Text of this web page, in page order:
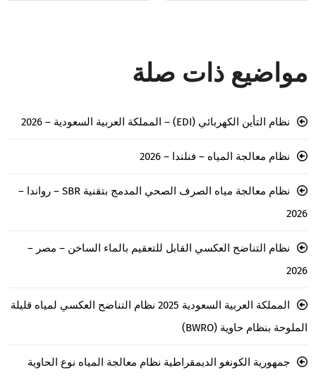
مواضيع ذات صلة
نظام التأين الكهربائي (EDI) – المملكة العربية السعودية – 2026
نظام معالجة المياه – فنلندا – 2026
نظام معالجة مياه الصرف الصحي المدمج بتقنية SBR – رواندا –
2026
نظام التناضح العكسي القابل للتعقيم بالماء الساخن – مصر –
2026
المملكة العربية السعودية 2025 نظام التناضح العكسي لمياه قليلة
الملوحة بنظام حاوية (BWRO)
جمهورية الكونغو الديمقراطية نظام معالجة المياه نوع الحاوية